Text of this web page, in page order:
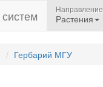
Направление
Растения
Гербарий МГУ